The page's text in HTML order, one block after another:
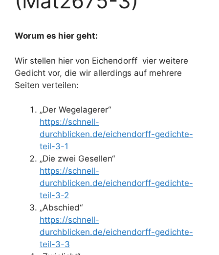
Worum es hier geht:
Wir stellen hier von Eichendorff vier weitere
Gedicht vor, die wir allerdings auf mehrere
Seiten verteilen:
„Der Wegelagerer“
https://schnell-
durchblicken.de/eichendorff-gedichte-
teil-3-1
„Die zwei Gesellen“
https://schnell-
durchblicken.de/eichendorff-gedichte-
teil-3-2
„Abschied“
https://schnell-
durchblicken.de/eichendorff-gedichte-
teil-3-3